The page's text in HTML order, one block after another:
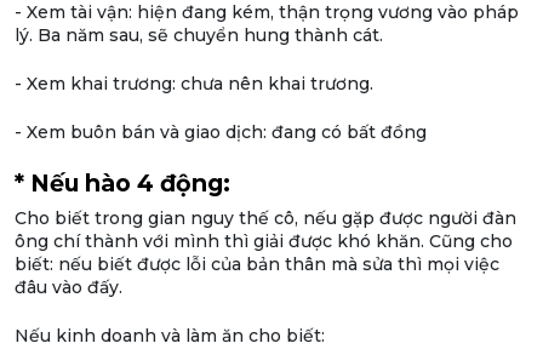
- Xem tài vận: hiện đang kém, thận trọng vương vào pháp
lý. Ba năm sau, sẽ chuyển hung thành cát.
- Xem khai trương: chưa nên khai trương.
- Xem buôn bán và giao dịch: đang có bất đồng
* Nếu hào 4 động:
Cho biết trong gian nguy thế cô, nếu gặp được người đàn
ông chí thành với mình thì giải được khó khăn. Cũng cho
biết: nếu biết được lỗi của bản thân mà sửa thì mọi việc
đâu vào đấy.
Nếu kinh doanh và làm ăn cho biết: